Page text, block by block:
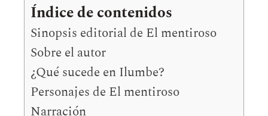
Índice de contenidos
Sinopsis editorial de El mentiroso
Sobre el autor
¿Qué sucede en Ilumbe?
Personajes de El mentiroso
Narración